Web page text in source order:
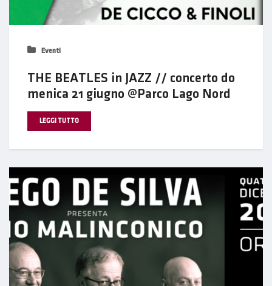
Eventi
THE BEATLES in JAZZ // concerto do
menica 21 giugno @Parco Lago Nord
LEGGI TUTTO